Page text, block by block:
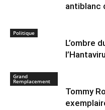
antiblanc
Politique
L’ombre
Grand
Remplacement
Tommy